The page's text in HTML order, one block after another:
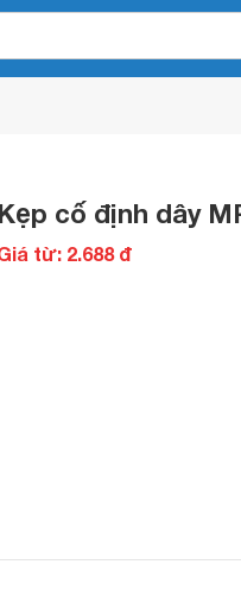
Kẹp cố định dây
từ: 2.688 đ